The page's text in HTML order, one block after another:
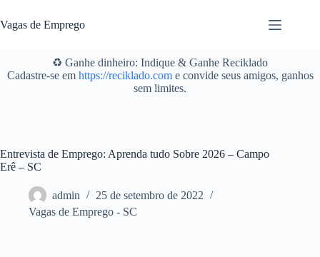
para
o
Vagas de Emprego
♻️ Ganhe dinheiro: Indique & Ganhe Reciklado
Cadastre-se em https://reciklado.come convide seus amigos, ganhos
sem limites.
Entrevista de Emprego: Aprenda tudo Sobre 2026 – Campo
Erê – SC
admin
25 de setembro de 2022
Vagas de Emprego - SC